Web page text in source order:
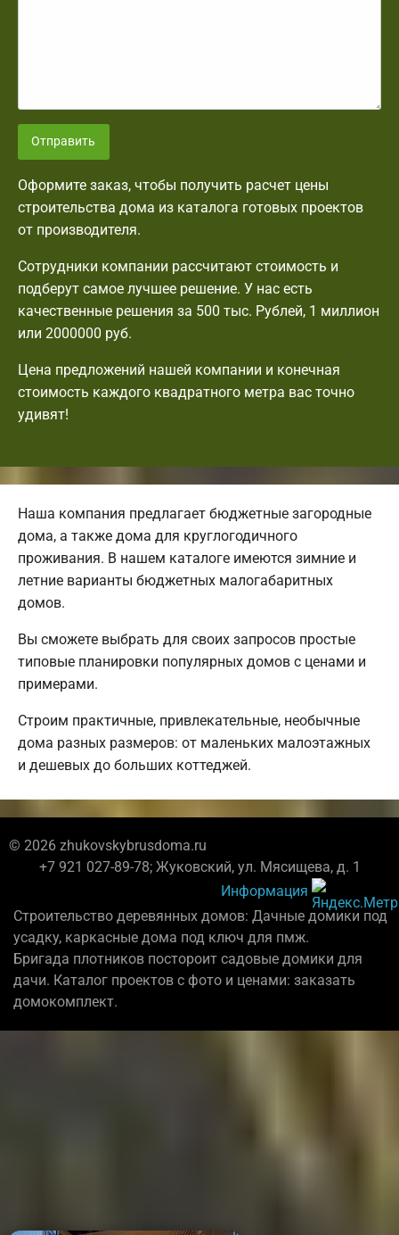
Отправить
Оформите заказ, чтобы получить расчет цены
строительства дома из каталога готовых проектов
от производителя.
Сотрудники компании рассчитают стоимость и
подберут самое лучшее решение. У нас есть
качественные решения за 500 тыс. Рублей, 1 миллион
или 2000000 руб.
Цена предложений нашей компании и конечная
стоимость каждого квадратного метра вас точно
удивят!
Наша компания предлагает бюджетные загородные
дома, а также дома для круглогодичного
проживания. В нашем каталоге имеются зимние и
летние варианты бюджетных малогабаритных
домов.
Вы сможете выбрать для своих запросов простые
типовые планировки популярных домов с ценами и
примерами.
Строим практичные, привлекательные, необычные
дома разных размеров: от маленьких малоэтажных
и дешевых до больших коттеджей.
© 2026 zhukovskybrusdoma.ru
+7 921 027-89-78; Жуковский, ул. Мясищева, д. 1
Информация
Строительство деревянных домов: Дачные домики под
усадку, каркасные дома под ключ для пмж.
Бригада плотников постороит садовые домики для
дачи. Каталог проектов с фото и ценами: заказать
домокомплект.